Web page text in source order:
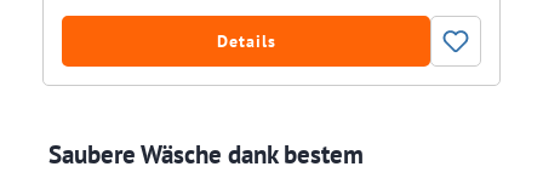
Details
Saubere Wäsche dank bestem